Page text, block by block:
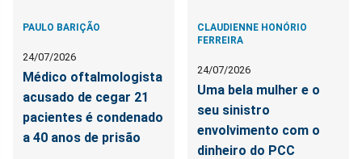
PAULO BARIÇÃO
24/07/2026
Médico oftalmologista
acusado de cegar 21
pacientes é condenado
a 40 anos de prisão
CLAUDIENNE HONÓRIO
FERREIRA
24/07/2026
Uma bela mulher e o
seu sinistro
envolvimento com o
dinheiro do PCC